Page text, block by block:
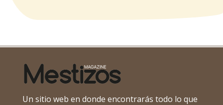
Un sitio web en donde encontrarás todo lo que